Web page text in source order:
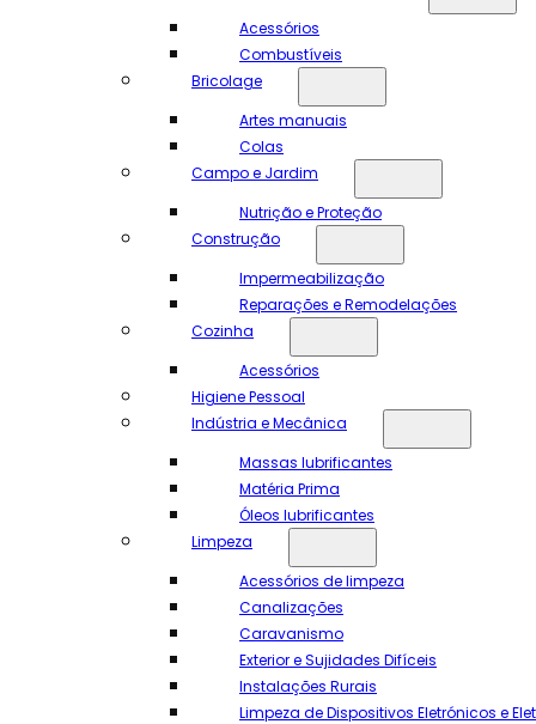
Acessórios
Combustíveis
Bricolage
Artes manuais
Colas
Campo e Jardim
Nutrição e Proteção
Construção
Impermeabilização
Reparações e Remodelações
Cozinha
Acessórios
Higiene Pessoal
Indústria e Mecânica
Massas lubrificantes
Matéria Prima
Óleos lubrificantes
Limpeza
Acessórios de limpeza
Canalizações
Caravanismo
Exterior e Sujidades Difíceis
Instalações Rurais
Limpeza de Dispositivos Eletrónicos e